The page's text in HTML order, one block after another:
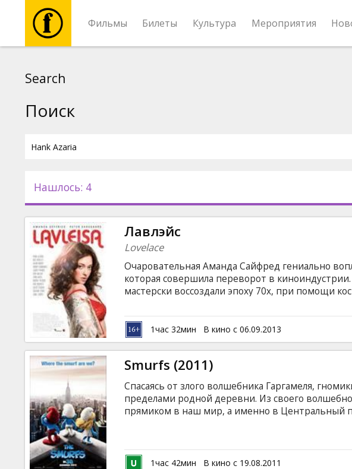
Фильмы Билеты Культура Мероприятия
Новости
Подарки
Кинозакуски
Клуб
Search
Поиск
Нашлось: 4
Лавлэйс
Lovelace
Очаровательная Аманда Сайфред гениально
которая совершила переворот в
мастерски воссоздали эпоху 70х, при помощи
соткана из противоречий - лучшая из
взглядами, снимается в самом кассовом порно
всю жизнь активно борется за права женщин.
1час 32мин В кино с 06.09.2013
Smurfs (2011)
Спасаясь от злого волшебника Гаргамеля,
пределами родной деревни. Из своего
прямиком в наш мир, а именно в Центральный
дублирован на русском и латышском языке.
1час 42мин В кино с 19.08.2011